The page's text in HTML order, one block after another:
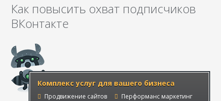
Как повысить охват подписчиков
ВКонтакте
Комплекс услуг для вашего бизнеса
Продвижение сайтов
Перформанс маркетинг